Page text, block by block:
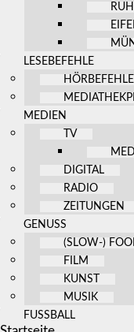
LESEBEFEHLE
HÖRBEFEHLE
MEDIEN
TV
DIGITAL
RADIO
ZEITUNGEN
GENUSS
(SLOW-)
FILM
KUNST
MUSIK
FUSSBALL